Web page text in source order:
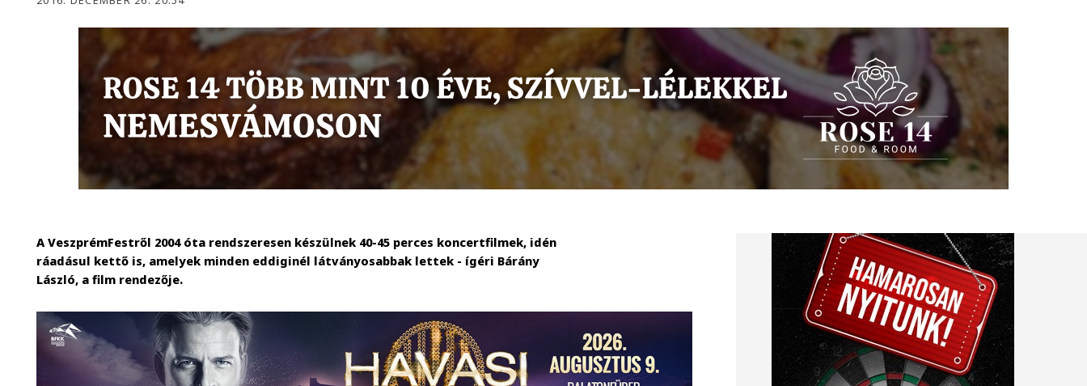
A VeszprémFestről 2004 óta rendszeresen készülnek 40-45 perces koncertfilmek, idén
ráadásul kettő is, amelyek minden eddiginél látványosabbak lettek - ígéri Bárány
László, a film rendezője.